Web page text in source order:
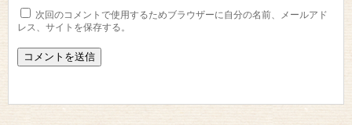
次回のコメントで使用するためブラウザーに自分の名前、メールアド
レス、サイトを保存する。